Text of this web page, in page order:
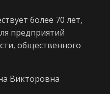
более 70 лет,
предприятий
общественного
Викторовна